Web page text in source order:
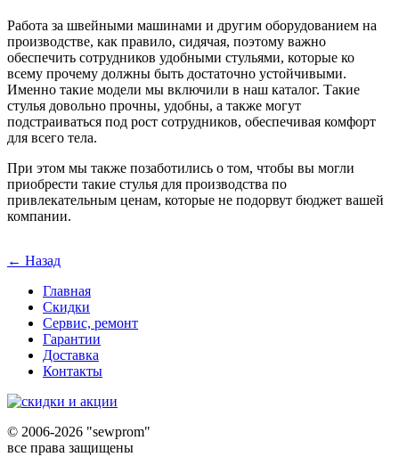
Работа за швейными машинами и другим оборудованием на
производстве, как правило, сидячая, поэтому важно
обеспечить сотрудников удобными стульями, которые ко
всему прочему должны быть достаточно устойчивыми.
Именно такие модели мы включили в наш каталог. Такие
стулья довольно прочны, удобны, а также могут
подстраиваться под рост сотрудников, обеспечивая комфорт
для всего тела.
При этом мы также позаботились о том, чтобы вы могли
приобрести такие стулья для производства по
привлекательным ценам, которые не подорвут бюджет вашей
компании.
← Назад
Главная
Скидки
Сервис, ремонт
Гарантии
Доставка
Контакты
© 2006-2026 "sewprom"
все права защищены